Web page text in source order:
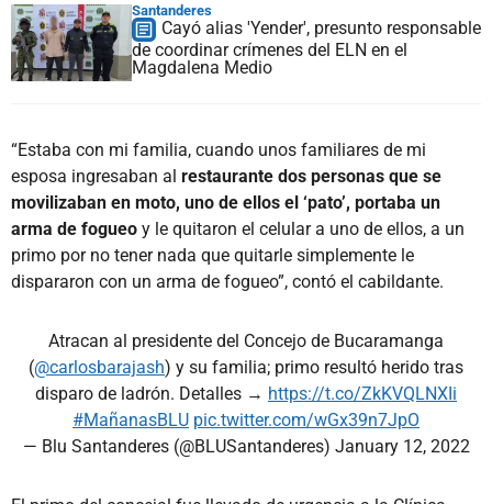
Santanderes
Cayó alias 'Yender', presunto responsable
de coordinar crímenes del ELN en el
Magdalena Medio
“Estaba con mi familia, cuando unos familiares de mi
esposa ingresaban al restaurante dos personas que se
movilizaban en moto, uno de ellos el ‘pato’, portaba un
arma de fogueo y le quitaron el celular a uno de ellos, a un
primo por no tener nada que quitarle simplemente le
dispararon con un arma de fogueo”, contó el cabildante.
Atracan al presidente del Concejo de Bucaramanga
(@carlosbarajash) y su familia; primo resultó herido tras
disparo de ladrón. Detalles → https://t.co/ZkKVQLNXIi
#MañanasBLU pic.twitter.com/wGx39n7JpO
— Blu Santanderes (@BLUSantanderes) January 12, 2022